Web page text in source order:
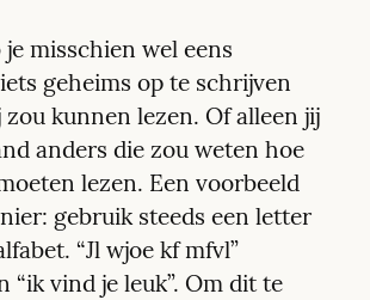
misschien wel eens
geheims op te schrijven
kunnen lezen. Of alleen jij
anders die zou weten hoe
lezen. Een voorbeeld
gebruik steeds een letter
“Jl wjoe kf mfvl”
“ik vind je leuk”. Om dit te